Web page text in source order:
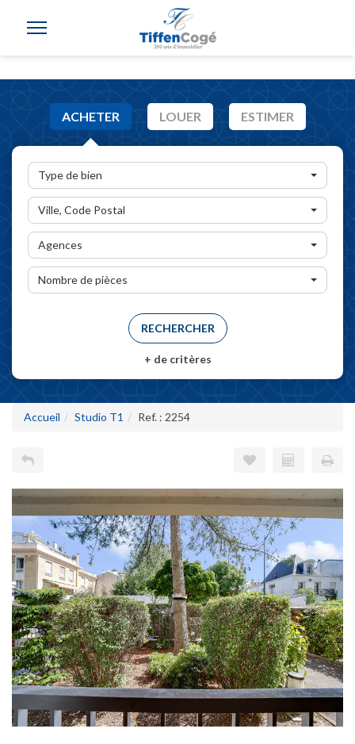
ACHETER LOUER ESTIMER
Type de bien
Ville, Code Postal
Agences
Nombre de pièces
+ de critères
Accueil Studio T1 Ref. : 2254